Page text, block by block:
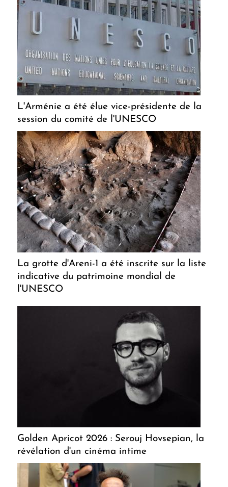
L'Arménie a été élue vice-présidente de la
session du comité de l'UNESCO
La grotte d'Areni-1 a été inscrite sur la liste
indicative du patrimoine mondial de
l'UNESCO
Golden Apricot 2026 : Serouj Hovsepian, la
révélation d'un cinéma intime